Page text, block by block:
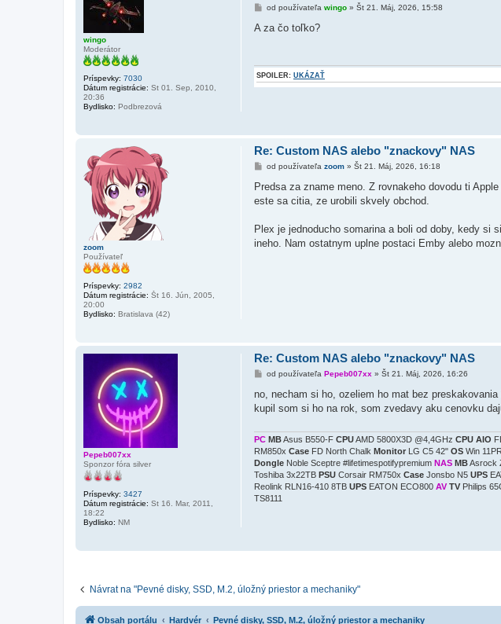
wingo
Moderátor
Príspevky: 7030
Dátum registrácie: St 01. Sep, 2010,
20:36
Bydlisko: Podbrezová
P
í
o
k
od používateľa wingo» Št 21. Máj, 2026, 15:58
A za čo toľko?
SPOILER: UKÁZAŤ
zoom
Používateľ
Príspevky: 2982
Dátum registrácie: Št 16. Jún, 2005,
20:00
Bydlisko: Bratislava (42)
Re: Custom NAS alebo "znackovy" NAS
P
í
p
o
k
od používateľa zoom» Št 21. Máj, 2026, 16:18
Predsa za zname meno. Z rovnakeho dovodu ti
este sa citia, ze urobili skvely obchod.
Plex je jednoducho somarina a boli od doby, kedy si
ineho. Nam ostatnym uplne postaci Emby alebo
Pepeb007xx
Sponzor fóra silver
Príspevky: 3427
Dátum registrácie: St 16. Mar, 2011,
18:22
Bydlisko: NM
Re: Custom NAS alebo "znackovy" NAS
P
í
s
p
o
k
od používateľa Pepeb007xx » Št 21. Máj, 2026, 16:26
no, necham si ho, ozeliem ho mat bez
kupil som si ho na rok, som zvedavy aku cenovku
PC MBAsus B550-F CPUAMD 5800X3D @4,4GHz CPU AIO
RM850x Case FD North Chalk Monitor LG C5 42" OS Win
Dongle Noble Sceptre #lifetimespotifypremium NAS MBAsrock
Toshiba 3x22TB PSU Corsair RM750x Case Jonsbo N5 UPS
Reolink RLN16-410 8TB UPS EATON ECO800 AV TV Philips
TS8111
Návrat na "Pevné disky, SSD, M.2, úložný priestor a mechaniky"
Obsah portálu Hardvér Pevné disky, SSD, M.2, úložný priestor a mechaniky